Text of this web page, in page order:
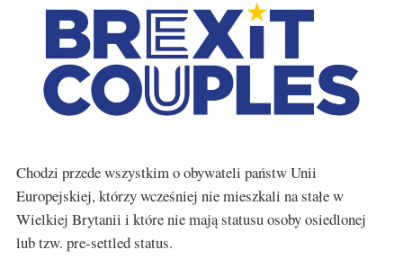
Chodzi przede wszystkim o obywateli państw Unii
Europejskiej, którzy wcześniej nie mieszkali na stałe w
Wielkiej Brytanii i które nie mają statusu osoby osiedlonej
lub tzw. pre-settled status.